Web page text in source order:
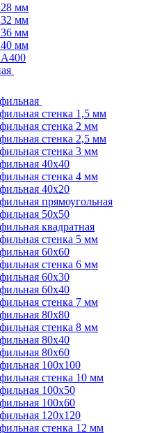
мм
мм
мм
мм
стенка 1,5 мм
стенка 2 мм
стенка 2,5 мм
стенка 3 мм
40х40
стенка 4 мм
40х20
прямоугольная
50х50
квадратная
стенка 5 мм
60х60
стенка 6 мм
60х30
60х40
стенка 7 мм
80х80
стенка 8 мм
80х40
80х60
100х100
стенка 10 мм
100х50
100х60
120х120
стенка 12 мм